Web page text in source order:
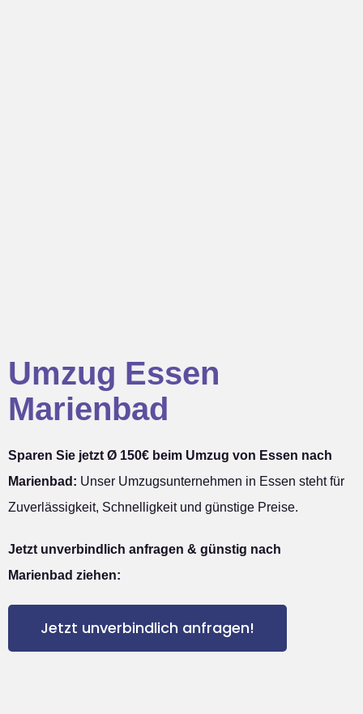
Umzug Essen
Marienbad
Sparen Sie jetzt Ø 150€ beim Umzug von Essen nach
Marienbad: Unser Umzugsunternehmen in Essen steht für
Zuverlässigkeit, Schnelligkeit und günstige Preise.
Jetzt unverbindlich anfragen & günstig nach
Marienbad ziehen:
Jetzt unverbindlich anfragen!